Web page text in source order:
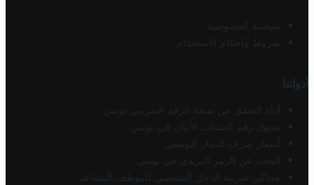
سياسة الخصوصية
شروط وأحكام الاستخدام
أدواتنا
أداة التحقق من صحة الرقم الضريبي تونس
محول رقم الحساب الآيبان في تونس
أسعار صرف الدينار التونسي
البحث عن الرمز البريدي في تونس
محاكي ضريبة الدخل الشخصي للموظف/المتقاعد